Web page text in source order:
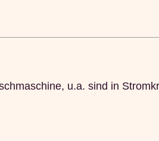
u.a. sind in